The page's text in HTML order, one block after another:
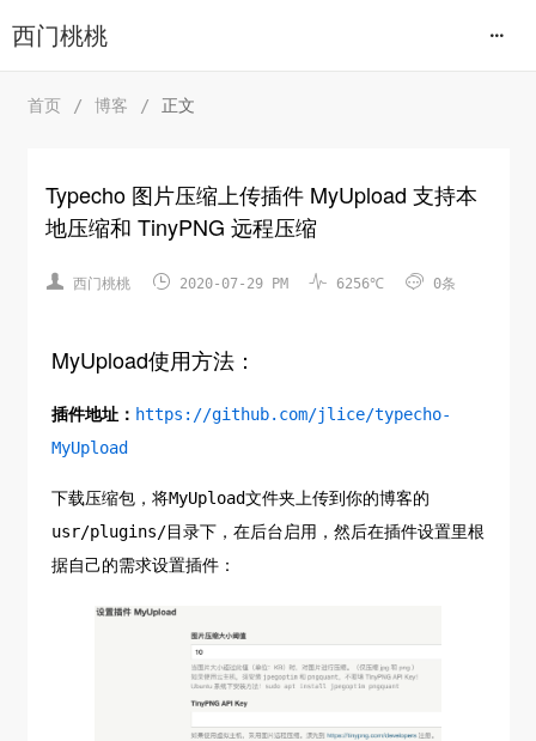
西门桃桃
首页 / 博客 / 正文
Typecho 图片压缩上传插件 MyUpload 支持本
地压缩和 TinyPNG 远程压缩
 西门桃桃  2020-07-29 PM  6256℃  0条
MyUpload使用方法：
插件地址： https://github.com/jlice/typecho-
MyUpload
下载压缩包，将MyUpload文件夹上传到你的博客的
usr/plugins/目录下，在后台启用，然后在插件设置里根
据自己的需求设置插件：